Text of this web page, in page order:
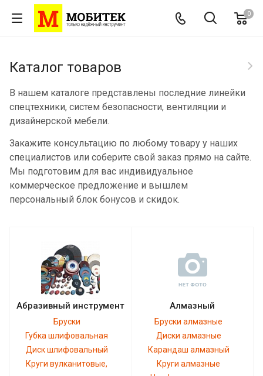
0
Каталог товаров
В нашем каталоге представлены последние линейки
спецтехники, систем безопасности, вентиляции и
дизайнерской мебели.
Закажите консультацию по любому товару у наших
специалистов или соберите свой заказ прямо на сайте.
Мы подготовим для вас индивидуальное
коммерческое предложение и вышлем
персональный блок бонусов и скидок.
Абразивный инструмент
Бруски
Губка шлифовальная
Диск шлифовальный
Круги вулканитовые,
Алмазный
Бруски алмазные
Диски алмазные
Карандаш алмазный
Круги алмазные